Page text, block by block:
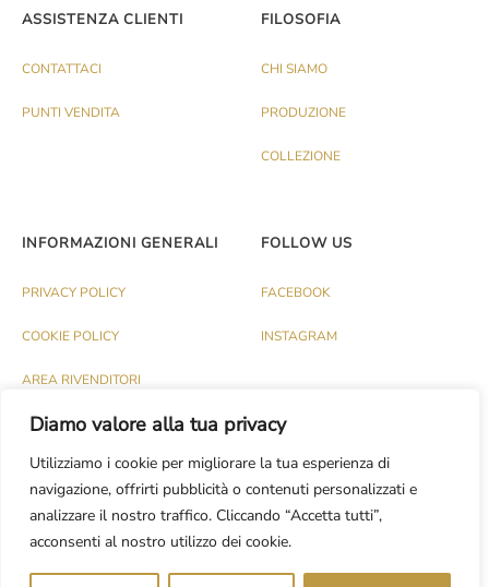
Diamo valore alla tua privacy
Utilizziamo i cookie per migliorare la tua esperienza di
navigazione, offrirti pubblicità o contenuti personalizzati e
analizzare il nostro traffico. Cliccando “Accetta tutti”,
acconsenti al nostro utilizzo dei cookie.
ASSISTENZA CLIENTI
CONTATTACI
PUNTI VENDITA
FILOSOFIA
CHI SIAMO
PRODUZIONE
COLLEZIONE
INFORMAZIONI GENERALI
PRIVACY POLICY
COOKIE POLICY
AREA RIVENDITORI
FOLLOW US
FACEBOOK
INSTAGRAM
© PALAZZO 1991 S.R.L. - P.IVA IT03174120737
Dev.CASH DESIGN STUDIO